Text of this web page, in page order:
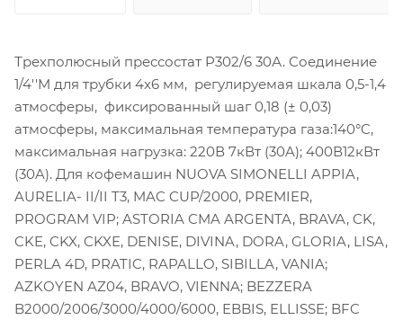
Трехполюсный прессостат P302/6 30А. Соединение
1/4''M для трубки 4x6 мм, регулируемая шкала 0,5-1,4
атмосферы, фиксированный шаг 0,18 (± 0,03)
атмосферы, максимальная температура газа:140°C,
максимальная нагрузка: 220В 7кВт (30A); 400В12кВт
(30A). Для кофемашин NUOVA SIMONELLI APPIA,
AURELIA- II/II T3, MAC CUP/2000, PREMIER,
PROGRAM VIP; ASTORIA CMA ARGENTA, BRAVA, CK,
CKE, CKX, CKXE, DENISE, DIVINA, DORA, GLORIA, LISA,
PERLA 4D, PRATIC, RAPALLO, SIBILLA, VANIA;
AZKOYEN AZ04, BRAVO, VIENNA; BEZZERA
B2000/2006/3000/4000/6000, EBBIS, ELLISSE; BFC